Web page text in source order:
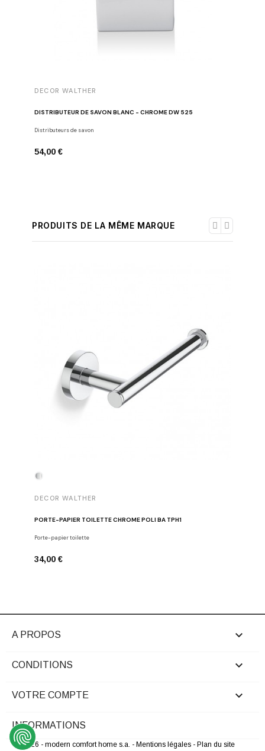
DECOR WALTHER
DISTRIBUTEUR DE SAVON BLANC - CHROME DW 525
Distributeurs de savon
54,00 €
PRODUITS DE LA MÊME MARQUE
DECOR WALTHER
PORTE-PAPIER TOILETTE CHROME POLI BA TPH1
Porte-papier toilette
34,00 €
A PROPOS 
CONDITIONS 
VOTRE COMPTE 
INFORMATIONS
© 2026 - modern comfort home s.a. - Mentions légales - Plan du site